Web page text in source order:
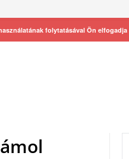
folytatásával Ön